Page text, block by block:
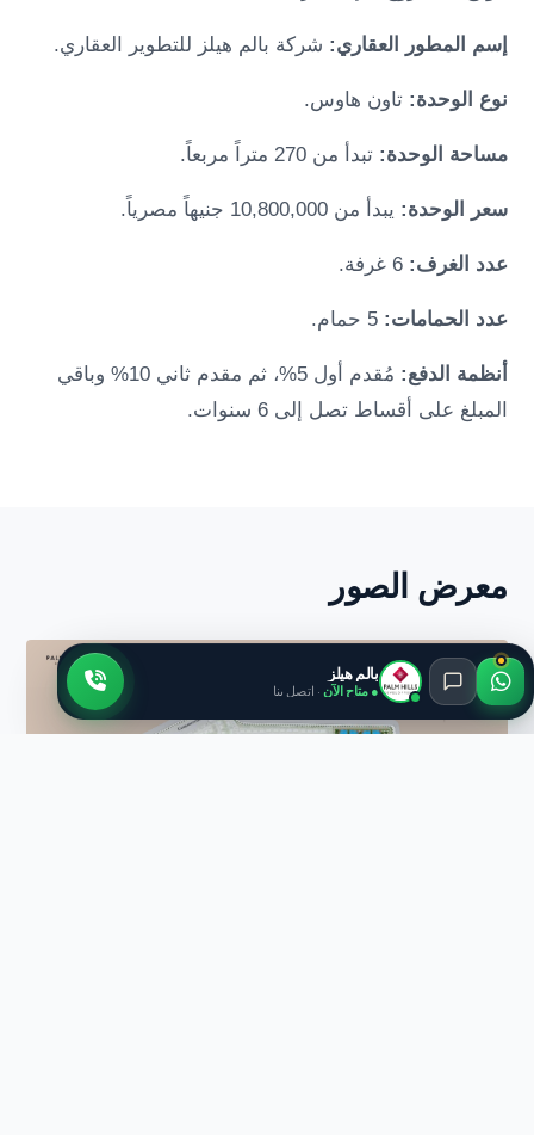
إسم المطور العقاري: شركة بالم هيلز للتطوير العقاري.
نوع الوحدة: تاون هاوس.
مساحة الوحدة:تبدأ من 270 متراً مربعاً.
سعر الوحدة: يبدأ من 10,800,000 جنيهاً مصرياً.
عدد الغرف: 6 غرفة.
عدد الحمامات: 5 حمام.
أنظمة الدفع:
مُقدم أول 5%، ثم مقدم ثاني 10% وباقي
المبلغ على أقساط تصل إلى 6 سنوات.
معرض الصور
بالم هيلز
● متاح الآن · اتصل بنا